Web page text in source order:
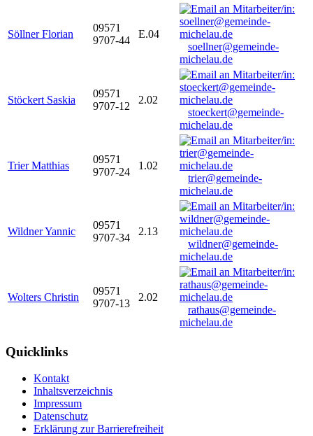
Söllner Florian
09571
9707-44
E.04
soellner@gemeinde-
michelau.de
Stöckert Saskia
09571
9707-12
2.02
stoeckert@gemeinde-
michelau.de
Trier Matthias
09571
9707-24
1.02
trier@gemeinde-
michelau.de
Wildner Yannic
09571
9707-34
2.13
wildner@gemeinde-
michelau.de
Wolters Christin
09571
9707-13
2.02
rathaus@gemeinde-
michelau.de
Quicklinks
Kontakt
Inhaltsverzeichnis
Impressum
Datenschutz
Erklärung zur Barrierefreiheit